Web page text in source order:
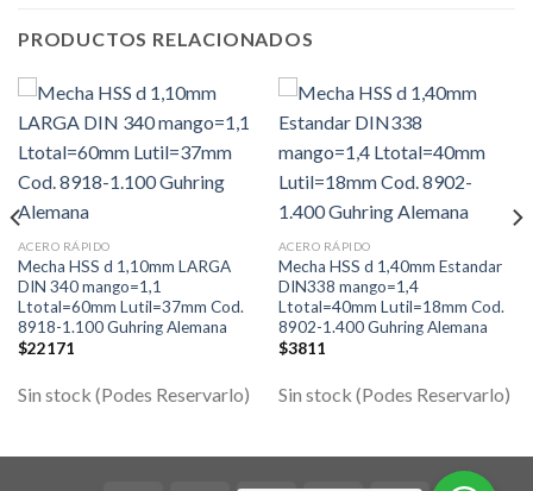
PRODUCTOS RELACIONADOS
ACERO RÁPIDO
Mecha HSS d 1,10mm LARGA
DIN 340 mango=1,1
Ltotal=60mm Lutil=37mm Cod.
8918-1.100 Guhring Alemana
$22171
Sin stock (Podes Reservarlo)
ACERO RÁPIDO
Mecha HSS d 1,40mm Estandar
DIN338 mango=1,4
Ltotal=40mm Lutil=18mm Cod.
8902-1.400 Guhring Alemana
$3811
Sin stock (Podes Reservarlo)